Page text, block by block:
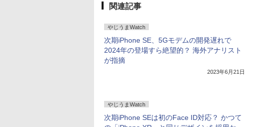
関連記事
やじうまWatch
次期iPhone SE、5Gモデムの開発遅れで
2024年の登場すら絶望的？ 海外アナリスト
が指摘
2023年6月21日
やじうまWatch
次期iPhone SEは初のFace ID対応？ かつて